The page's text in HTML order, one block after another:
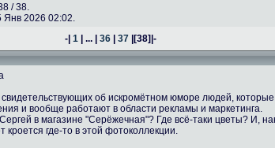
/ 38.
Янв 2026 02:02.
-| 1 | ... | 36 | 37 |[38]|-
об искромётном юморе людей,
и вообще работают в области рекламы и маркетинга.
в магазине "Серёжечная"? Где всё-таки цветы? И,
где-то в этой фотоколлекции.